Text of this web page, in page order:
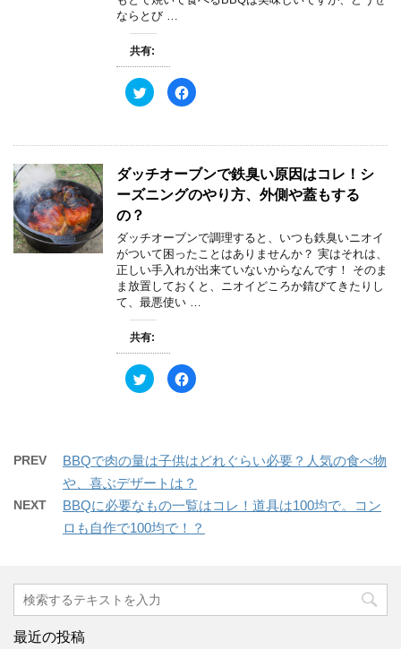
新
し
ウ
ィ
ン
ド
ウ
で
開
)
ッ
い
新
ィ
ド
ウ
で
開
)
ならとび …
共有:
ク
リ
て
i
t
共
有
新
し
い
ウ
ド
ウ
で
開
き
ま
F
a
o
で
有
は
ク
リ
ッ
ク
し
て
新
し
い
で
開
き
ま
す
)
ダッチオーブンで鉄臭い原因はコレ！シ
ーズニングのやり方、外側や蓋もする
の？
ダッチオーブンで調理すると、いつも鉄臭いニオイ
がついて困ったことはありませんか？ 実はそれは、
正しい手入れが出来ていないからなんです！ そのま
ま放置しておくと、ニオイどころか錆びてきたりし
て、最悪使い …
共有:
ク
リ
i
t
e
r
で
共
有
ィ
F
a
で
共
有
す
る
に
は
ク
PREV
BBQで肉の量は子供はどれぐらい必要？人気の食べ物
や、喜ぶデザートは？
NEXT
BBQに必要なもの一覧はコレ！道具は100均で。コン
ロも自作で100均で！？
最近の投稿